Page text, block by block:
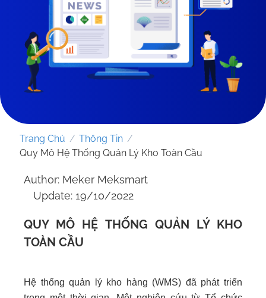
Trang Chủ / Thông Tin /
Quy Mô Hệ Thống Quản Lý Kho Toàn Cầu
Author: Meker Meksmart
Update: 19/10/2022
QUY MÔ HỆ THỐNG QUẢN LÝ KHO
TOÀN CẦU
Hệ thống quản lý kho hàng (WMS) đã phát triển
GỬI YÊU CẦU